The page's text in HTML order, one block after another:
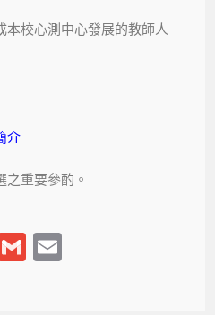
本校心測中心發展的教師人
介
之重要參酌。
X
G